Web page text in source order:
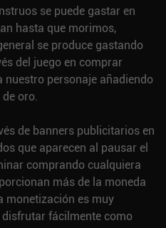
se puede gastar en
hasta que morimos,
se produce gastando
del juego en comprar
nuestro personaje añadiendo
oro.
de banners publicitarios en
que aparecen al pausar el
comprando cualquiera
más de la moneda
monetización es muy
disfrutar fácilmente como